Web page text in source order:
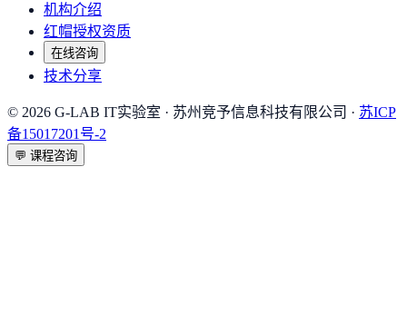
机构介绍
红帽授权资质
在线咨询
技术分享
© 2026 G-LAB IT实验室 · 苏州竞予信息科技有限公司 · 苏ICP
备15017201号-2
💬 课程咨询